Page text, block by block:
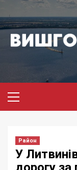
до
вмісту
меню
Район
У